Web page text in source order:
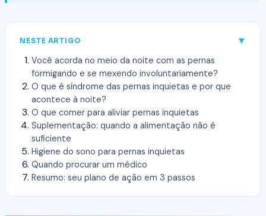
NESTE ARTIGO ▼
Você acorda no meio da noite com as pernas
formigando e se mexendo involuntariamente?
O que é síndrome das pernas inquietas e por que
acontece à noite?
O que comer para aliviar pernas inquietas
Suplementação: quando a alimentação não é
suficiente
Higiene do sono para pernas inquietas
Quando procurar um médico
Resumo: seu plano de ação em 3 passos